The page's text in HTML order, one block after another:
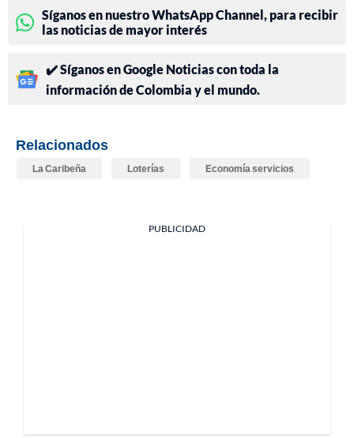
Síganos en nuestro WhatsApp Channel, para recibir
las noticias de mayor interés
✔️ Síganos en Google Noticias con toda la
información de Colombia y el mundo.
Relacionados
La Caribeña Loterías Economía servicios
PUBLICIDAD